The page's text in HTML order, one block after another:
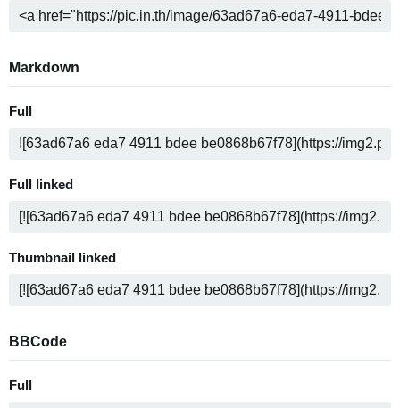
Markdown
Full
Full linked
Thumbnail linked
BBCode
Full